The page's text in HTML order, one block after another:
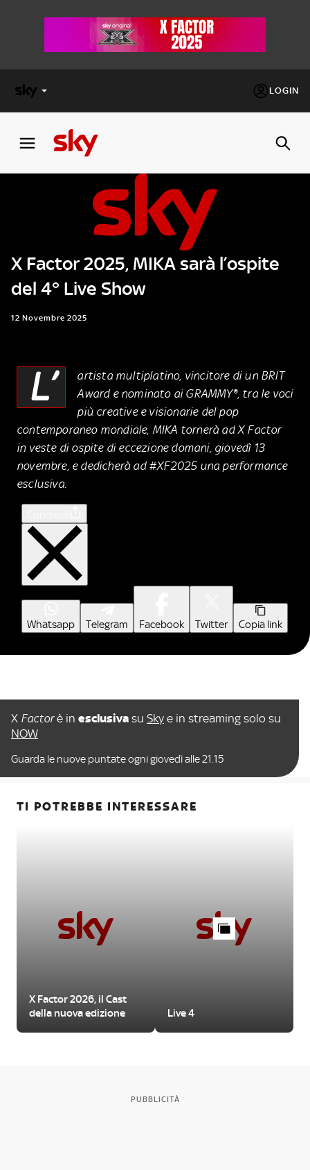
LOGIN
FACTOR
Cos’altro vedere:
PROGRAMMI SKY
Un mondo di offerte:
SKY.IT
X Factor 2025, MIKA sarà l’ospite
del 4° Live Show
12 Novembre 2025
L’
artista multiplatino, vincitore di un BRIT
Award e nominato ai GRAMMY®, tra le voci
più creative e visionarie del pop
contemporaneo mondiale, MIKA tornerà ad X Factor
in veste di ospite di eccezione domani, giovedì 13
novembre, e dedicherà ad #XF2025 una performance
esclusiva.
Whatsapp Telegram Facebook Twitter Copia link
X Factorè in esclusiva su Sky e in streaming solo su
NOW
Guarda le nuove puntate ogni giovedì alle 21.15
TI POTREBBE INTERESSARE
X Factor 2026, il Cast
della nuova edizione
Live 4
PUBBLICITÀ